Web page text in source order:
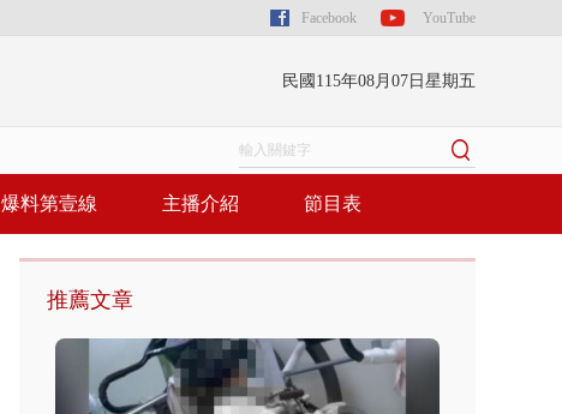
Facebook YouTube
民國115年08月07日星期五
爆料第壹線 主播介紹 節目表
推薦文章